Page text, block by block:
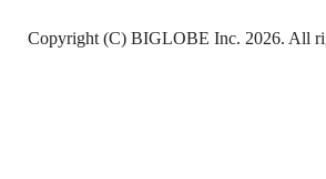
Copyright (C) BIGLOBE Inc. 2026. All